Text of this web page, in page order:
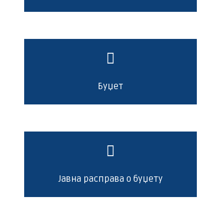
Буџет
Јавна расправа о буџету